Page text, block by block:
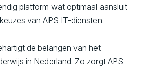
platform wat optimaal aansluit
van APS IT-diensten.
de belangen van het
in Nederland. Zo zorgt APS